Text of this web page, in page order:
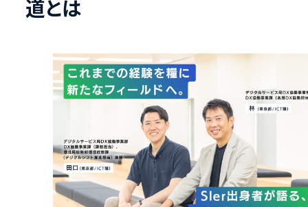
道とは